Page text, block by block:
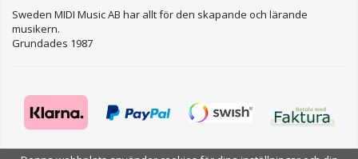
Sweden MIDI Music AB har allt för den skapande och lärande
musikern.
Grundades 1987